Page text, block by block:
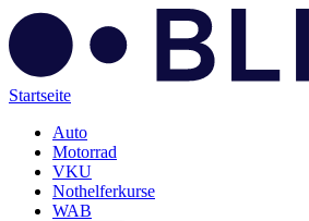
Startseite
Auto
Motorrad
VKU
Nothelferkurse
WAB